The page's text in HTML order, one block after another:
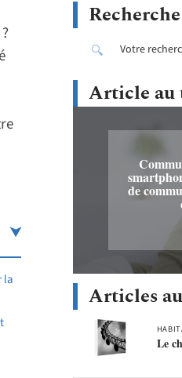
la
Recherche
Article au
de
Articles
Le